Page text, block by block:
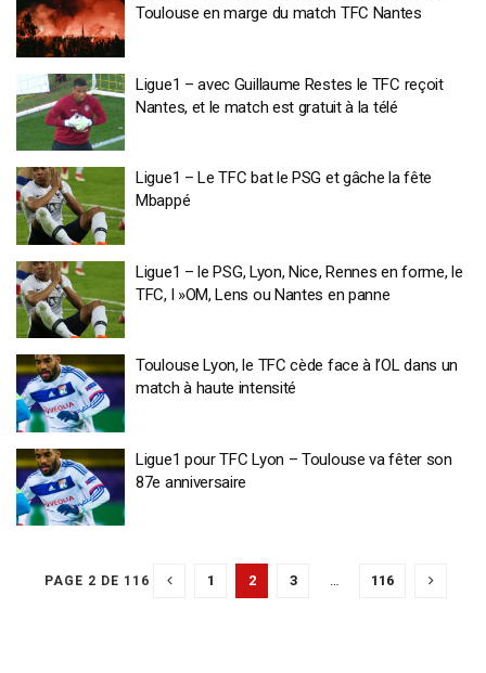
Toulouse en marge du match TFC Nantes
Ligue1 – avec Guillaume Restes le TFC reçoit
Nantes, et le match est gratuit à la télé
Ligue1 – Le TFC bat le PSG et gâche la fête
Mbappé
Ligue1 – le PSG, Lyon, Nice, Rennes en forme, le
TFC, l »OM, Lens ou Nantes en panne
Toulouse Lyon, le TFC cède face à l’OL dans un
match à haute intensité
Ligue1 pour TFC Lyon – Toulouse va fêter son
87e anniversaire
PAGE 2 DE 116 1 2 3 … 116